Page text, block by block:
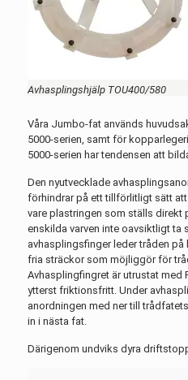
Avhasplingshjälp TOU400/580
Våra Jumbo-fat används
5000-serien, samt för
5000-serien har tendensen att
Den nyutvecklade
förhindrar på ett tillförlitligt sätt
vare plastringen som ställs direkt
enskilda varven inte oavsiktligt ta
avhasplingsfinger leder tråden
fria sträckor som möjliggör för
Avhasplingfingret är utrustat med
ytterst friktionsfritt. Under
anordningen med ner till
in i nästa fat.
Därigenom undviks dyra